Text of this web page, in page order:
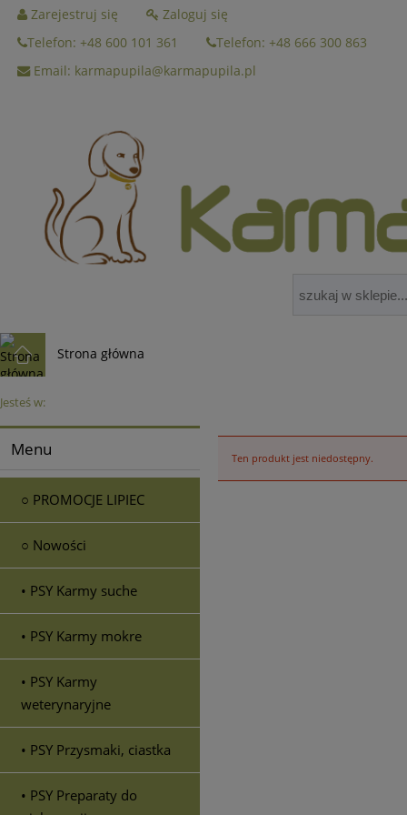
Zarejestruj się
Zaloguj się
Telefon: +48 600 101 361
Telefon: +48 666 300 863
Email: karmapupila@karmapupila.pl
Strona główna
Jesteś w:
Menu
○ PROMOCJE LIPIEC
○ Nowości
• PSY Karmy suche
• PSY Karmy mokre
• PSY Karmy
weterynaryjne
• PSY Przysmaki, ciastka
• PSY Preparaty do
Ten produkt jest niedostępny.